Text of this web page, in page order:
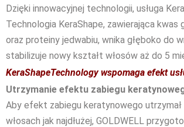
Dzięki innowacyjnej technologii, usługa
Technologia KeraShape, zawierająca
oraz proteiny jedwabiu, wnika głęboko do
stabilizuje nowy kształt włosów aż do 5
KeraShapeTechnology wspomaga efekt
Utrzymanie efektu zabiegu
Aby efekt zabiegu keratynowego utrzymał
włosach jak najdłużej, GOLDWELL